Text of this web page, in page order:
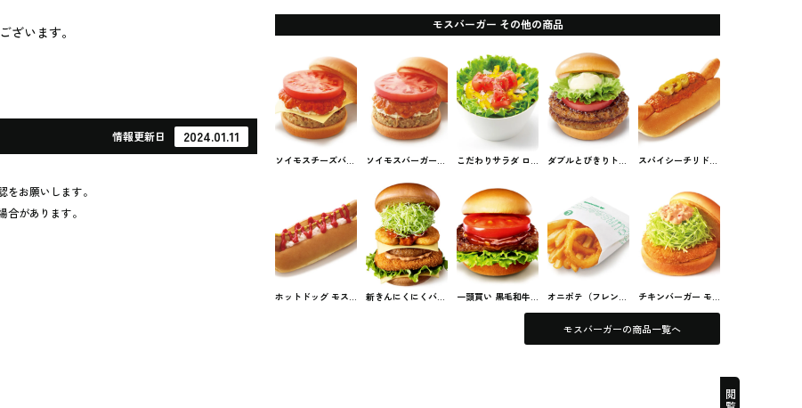
ざいます。
情報更新日 2024.01.11
お願いします。
があります。
モスバーガー その他の商品
ソイモスチーズバー
ソイモスバーガー
ストフード
こだわりサラダ ロ
ング モスバーガー #
ファストフード
ダブルとびきりトマ
スパイシーチリドッ
ァストフード
ホットドッグ モス
新きんにくにくバー
一頭買い 黒毛和牛
バーガー 特製テリ
オニポテ（フレンチ
フライポテト＆オニ
オンフライ） モス
チキンバーガー モ
スバーガー #ファス
トフード
モスバーガーの商品一覧へ